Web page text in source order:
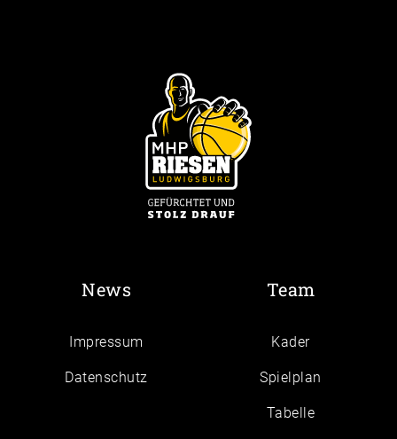
News
Impressum
Daten­schutz
Team
Kader
Spielplan
Tabelle